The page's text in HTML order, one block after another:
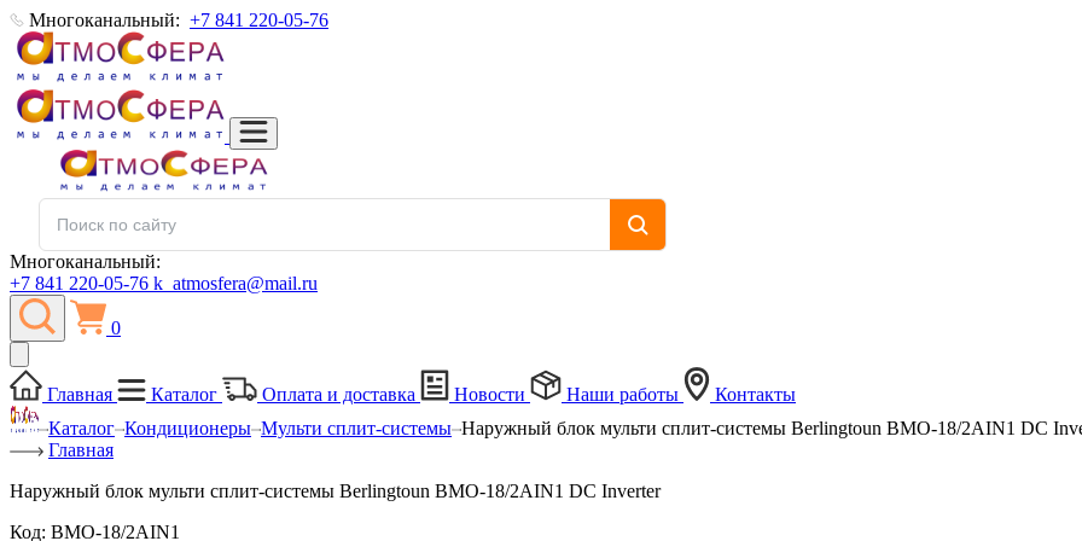
Многоканальный: +7 841 220-05-76
Многоканальный:
+7 841 220-05-76 k_atmosfera@mail.ru
0
Главная Каталог Оплата и доставка Новости Наши работы
Контакты
Каталог Кондиционеры Мульти сплит-системы Наружный блок мульти сплит-системы Berlingtoun BMO-18/2AIN1 DC
Главная
Наружный блок мульти сплит-системы Berlingtoun BMO-18/2AIN1 DC Inverter
Код: BMO-18/2AIN1